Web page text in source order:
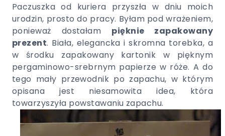
Paczuszka od kuriera przyszła w dniu moich
urodzin, prosto do pracy. Byłam pod wrażeniem,
ponieważ dostałam pięknie zapakowany
prezent. Biała, elegancka i skromna torebka, a
w środku zapakowany kartonik w pięknym
pergaminowo-srebrnym papierze w róże. A do
tego mały przewodnik po zapachu, w którym
opisana jest niesamowita idea, która
towarzyszyła powstawaniu zapachu.